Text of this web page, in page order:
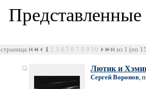
страница 1 2 3 4 5 6 7 8 9 10 из 1 (по
Лютик и
Сергей Воронов,